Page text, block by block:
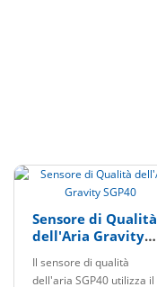
Sensore di Qualità
dell'Aria Gravity
Il sensore di qualità
dell'aria SGP40 utilizza il